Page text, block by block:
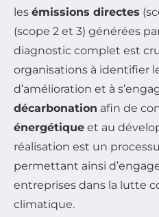
les émissions directes
(scope 2 et 3) générées
diagnostic complet est
organisations à identifier
d’amélioration et à
décarbonation afin de
énergétique et au
réalisation est un
permettant ainsi
entreprises dans la lutte
climatique.